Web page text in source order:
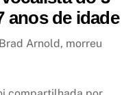
anos de idade
Arnold, morreu